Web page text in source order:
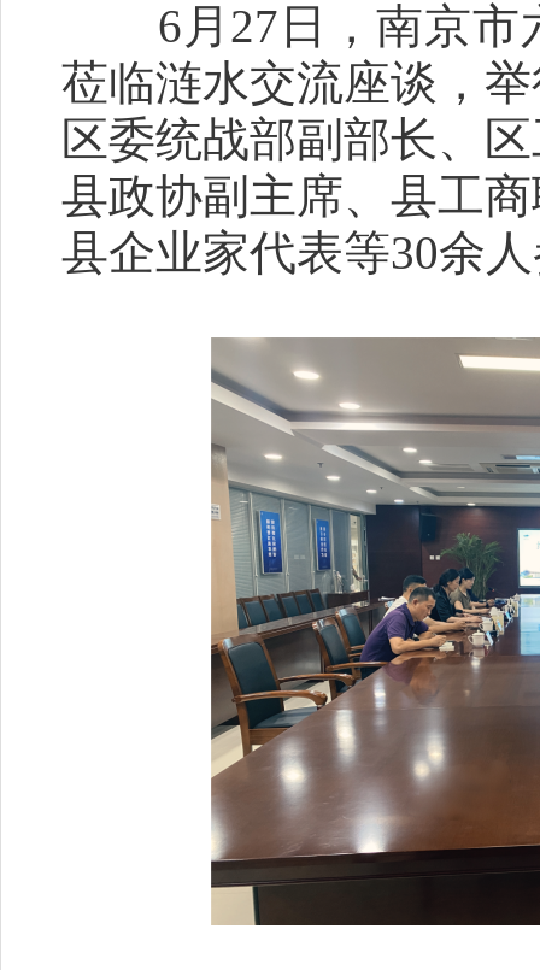
6月27日，南京市
莅临涟水交流座谈，
区委统战部副部长、
县政协副主席、县工
县企业家代表等30余